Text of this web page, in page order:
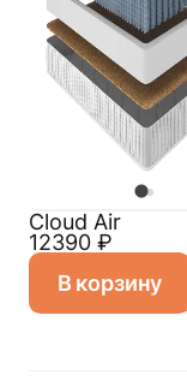
Cloud Air
12390 ₽
В корзину